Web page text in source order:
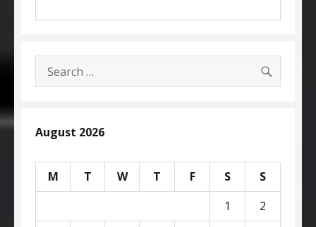
Search
for:
August 2026
M T W T F S
S
1
2